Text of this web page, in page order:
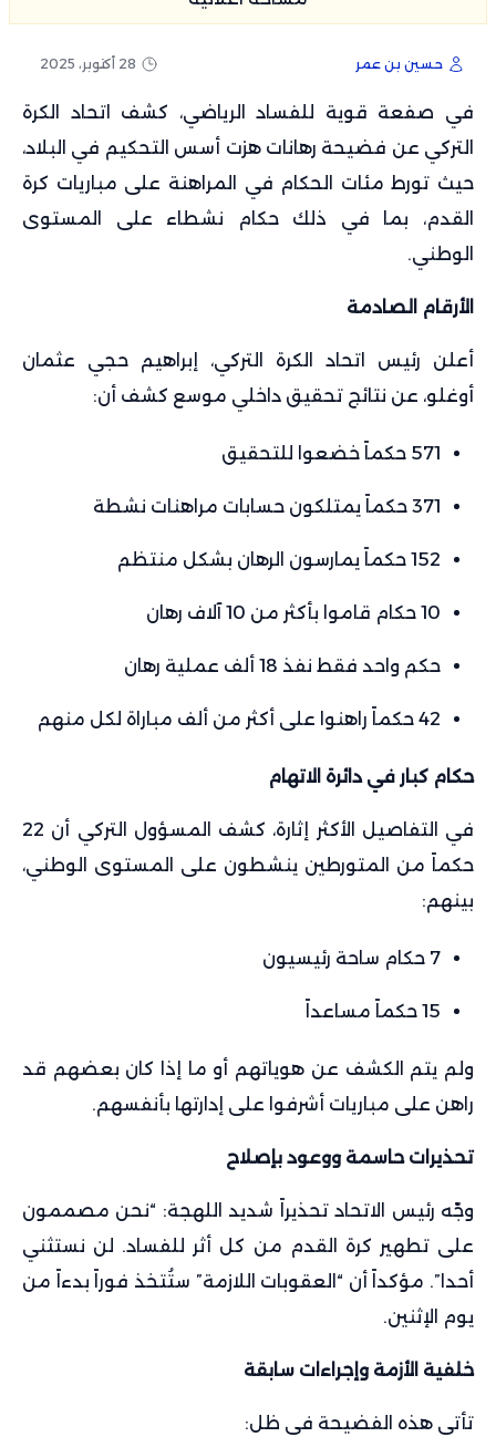
حسين بن عمر 28 أكتوبر، 2025
في صفعة قوية للفساد الرياضي، كشف اتحاد الكرة
التركي عن فضيحة رهانات هزت أسس التحكيم في البلاد،
حيث تورط مئات الحكام في المراهنة على مباريات كرة
القدم، بما في ذلك حكام نشطاء على المستوى
الوطني.
الأرقام الصادمة
أعلن رئيس اتحاد الكرة التركي، إبراهيم حجي عثمان
أوغلو، عن نتائج تحقيق داخلي موسع كشف أن:
571 حكماً خضعوا للتحقيق
371 حكماً يمتلكون حسابات مراهنات نشطة
152 حكماً يمارسون الرهان بشكل منتظم
10 حكام قاموا بأكثر من 10 آلاف رهان
حكم واحد فقط نفذ 18 ألف عملية رهان
42 حكماً راهنوا على أكثر من ألف مباراة لكل منهم
حكام كبار في دائرة الاتهام
في التفاصيل الأكثر إثارة، كشف المسؤول التركي أن 22
حكماً من المتورطين ينشطون على المستوى الوطني،
بينهم:
7 حكام ساحة رئيسيون
15 حكماً مساعداً
ولم يتم الكشف عن هوياتهم أو ما إذا كان بعضهم قد
راهن على مباريات أشرفوا على إدارتها بأنفسهم.
تحذيرات حاسمة ووعود بإصلاح
وجّه رئيس الاتحاد تحذيراً شديد اللهجة: “نحن مصممون
على تطهير كرة القدم من كل أثر للفساد. لن نستثني
أحدا”. مؤكداً أن “العقوبات اللازمة” ستُتخذ فوراً بدءاً من
يوم الإثنين.
خلفية الأزمة وإجراءات سابقة
تأتي هذه الفضيحة في ظل: